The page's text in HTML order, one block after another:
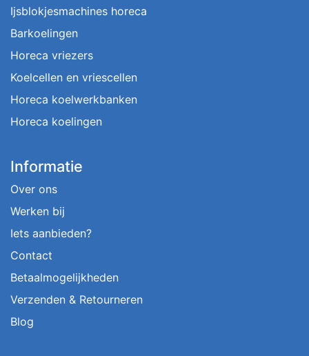
Ijsblokjesmachines horeca
Barkoelingen
Horeca vriezers
Koelcellen en vriescellen
Horeca koelwerkbanken
Horeca koelingen
Informatie
Over ons
Werken bij
Iets aanbieden?
Contact
Betaalmogelijkheden
Verzenden & Retourneren
Blog